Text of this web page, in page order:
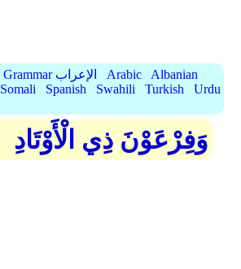
Grammar الإعراب Arabic
Albanian
Somali Spanish Swahili Turkish
Urdu
وَفِرْعَوْنَ ذِي الْأَوْتَادِ